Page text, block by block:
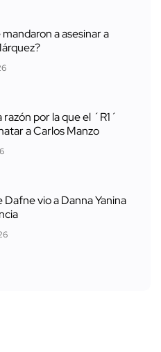
a asesinar a
razón por la que el ´R1´
a Carlos Manzo
Dafne vio a Danna Yanina